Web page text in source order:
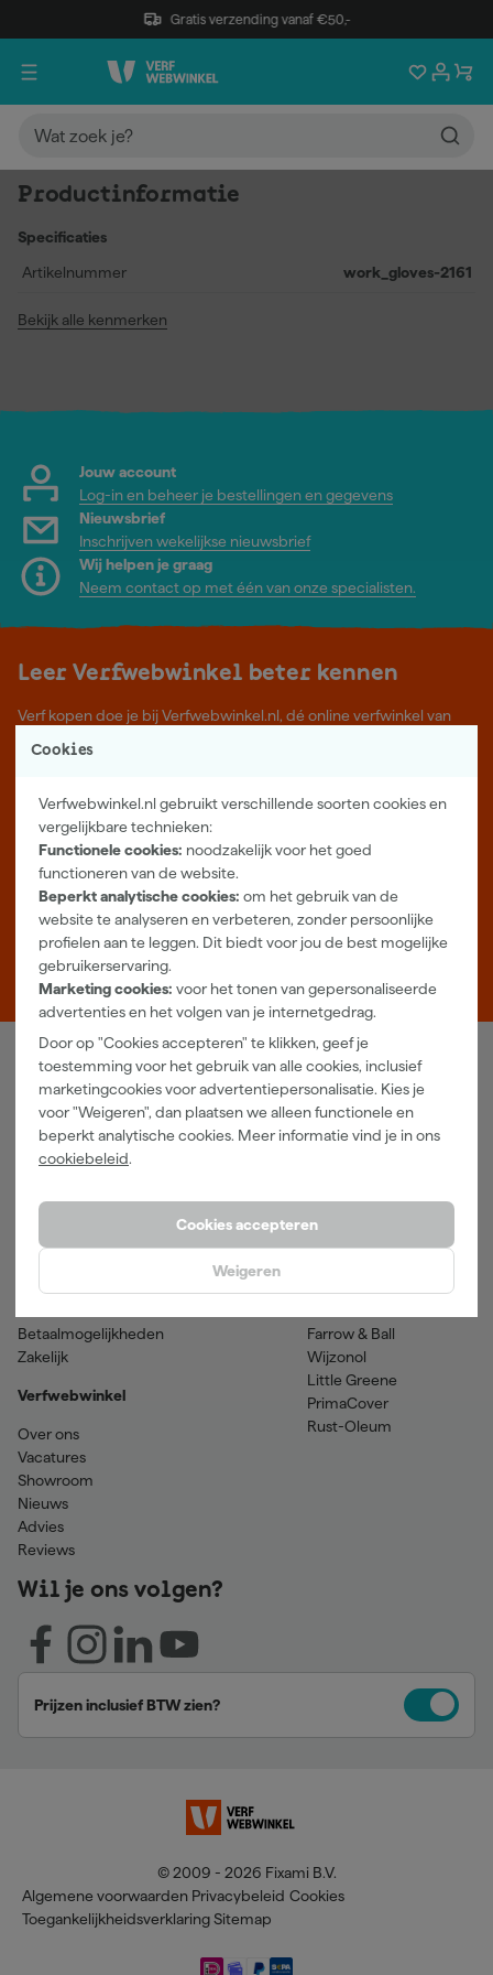
Gratis verzending vanaf €50,-
Cookies
Verfwebwinkel.nl gebruikt verschillende soorten cookies en
vergelijkbare technieken:
Functionele cookies: noodzakelijk voor het goed
functioneren van de website.
Beperkt analytische cookies: om het gebruik van de
website te analyseren en verbeteren, zonder persoonlijke
profielen aan te leggen. Dit biedt voor jou de best mogelijke
gebruikerservaring.
Marketing cookies: voor het tonen van gepersonaliseerde
advertenties en het volgen van je internetgedrag.
Door op "Cookies accepteren" te klikken, geef je
toestemming voor het gebruik van alle cookies, inclusief
marketingcookies voor advertentiepersonalisatie. Kies je
voor "Weigeren", dan plaatsen we alleen functionele en
beperkt analytische cookies. Meer informatie vind je in ons
cookiebeleid.
Cookies accepteren
Weigeren
Productinformatie
Specificaties
Artikelnummer
work_gloves-2161
Bekijk alle kenmerken
Jouw account
Log-in en beheer je bestellingen en gegevens
Nieuwsbrief
Inschrijven wekelijkse nieuwsbrief
Wij helpen je graag
Neem contact op met één van onze specialisten.
Leer Verfwebwinkel beter kennen
Verf kopen doe je bij Verfwebwinkel.nl, dé online verfwinkel van
Nederland. Voordelige verf van topkwaliteit en gratis deskundig
Meer over ons
Showroom in Tilburg
Openingstijden
Maandag t/m vrijdag 08:00 - 18:00
Zaterdag 08:00 - 16:00
Zevenheuvelenweg 25
5048 AN Tilburg
Verfwebwinkel
Schildersbenodigdheden
Gereedschappen
Grondverf en primer
Spuitbussen
Beits
Betonverf en -coatings
Hulp & contact
Klantenservice
Betaalmogelijkheden
Zakelijk
Verfwebwinkel
Over ons
Vacatures
Showroom
Nieuws
Advies
Reviews
Merken
Farrow & Ball
Wijzonol
Little Greene
PrimaCover
Rust-Oleum
Wil je ons volgen?
Prijzen inclusief BTW zien?
© 2009 - 2026 Fixami B.V.
Algemene voorwaarden Privacybeleid Cookies
Toegankelijkheidsverklaring Sitemap